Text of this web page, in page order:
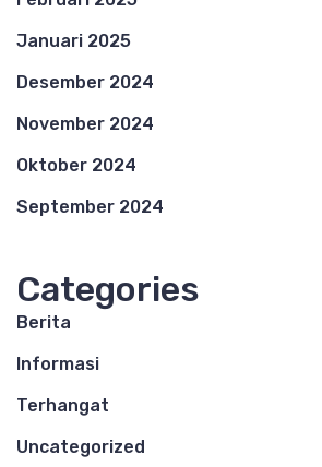
Januari 2025
Desember 2024
November 2024
Oktober 2024
September 2024
Categories
Berita
Informasi
Terhangat
Uncategorized